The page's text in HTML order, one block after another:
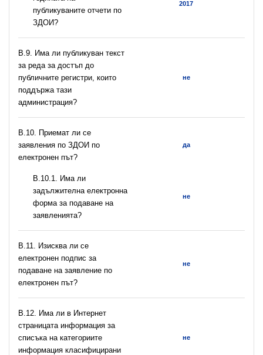
публикуваните отчети по
ЗДОИ?
2017
В.9. Има ли публикуван текст
за реда за достъп до
публичните регистри, които
поддържа тази
администрация?
не
В.10. Приемат ли се
заявления по ЗДОИ по
електронен път?
да
В.10.1. Има ли
задължителна електронна
форма за подаване на
заявленията?
не
В.11. Изисква ли се
електронен подпис за
подаване на заявление по
електронен път?
не
В.12. Има ли в Интернет
страницата информация за
списъка на категориите
информация класифицирани
не